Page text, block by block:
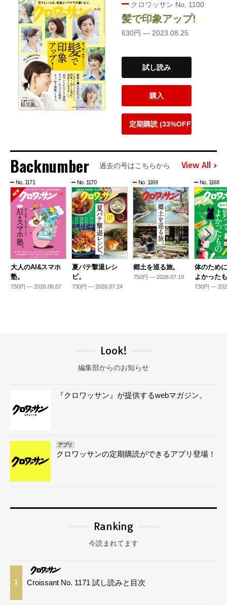
クロワッサン No. 1100
髪で印象アップ!
630円 — 2023.08.25
試し読み
購入
定期購読 (33%OFF)
Backnumber 過去の号はこちらから View All
No. 1171
大人のAI&スマホ
塾。
750円 — 2026.08.07
No. 1170
夏バテ撃退レシ
ピ。
730円 — 2026.07.24
No. 1169
郷土を巡る旅。
750円 — 2026.07.10
No. 1168
体のため
よかった
730円 —
Look!
編集部からのお知らせ
『クロワッサン』が提供するwebマガジン。
アプリ
クロワッサンの定期購読ができるアプリ登場！
Ranking
今読まれてます
1 Croissant No. 1171 試し読みと目次